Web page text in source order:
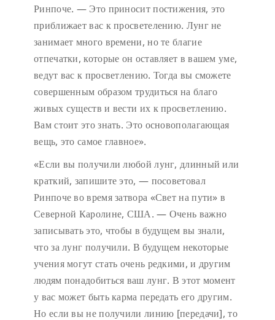
Ринпоче. — Это приносит постижения, это
приближает вас к просветелению. Лунг не
занимает много времени, но те благие
отпечатки, которые он оставляет в вашем уме,
ведут вас к просветлению. Тогда вы сможете
совершенным образом трудиться на благо
живых существ и вести их к просветлению.
Вам стоит это знать. Это основополагающая
вещь, это самое главное».
«Если вы получили любой лунг, длинный или
краткий, запишите это, — посоветовал
Ринпоче во время затвора «Свет на пути» в
Северной Каролине, США. — Очень важно
записывать это, чтобы в будущем вы знали,
что за лунг получили. В будущем некоторые
учения могут стать очень редкими, и другим
людям понадобиться ваш лунг. В этот момент
у вас может быть карма передать его другим.
Но если вы не получили линию [передачи], то